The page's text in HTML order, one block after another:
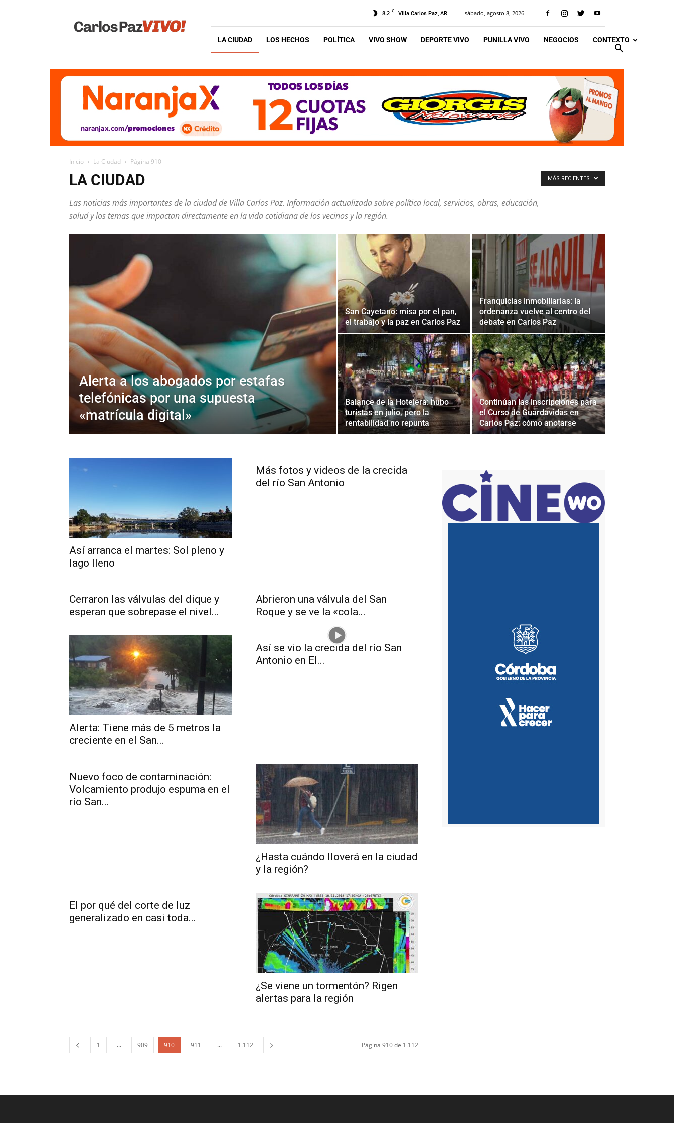
Vivo
8.2 C Villa Carlos Paz, AR sábado, agosto 8, 2026
LA CIUDAD LOS HECHOS POLÍTICA VIVO SHOW DEPORTE VIVO PUNILLA VIVO NEGOCIOS CONTEXTO
Inicio La Ciudad Página 910
LA CIUDAD
Las noticias más importantes de la ciudad de Villa Carlos Paz. Información actualizada sobre política local, servicios, obras, educación,
salud y los temas que impactan directamente en la vida cotidiana de los vecinos y la región.
MÁS RECIENTES
Alerta a los abogados por estafas
telefónicas por una supuesta
«matrícula digital»
San Cayetano: misa por el pan,
el trabajo y la paz en Carlos Paz
Franquicias inmobiliarias: la
ordenanza vuelve al centro del
debate en Carlos Paz
Balance de la Hotelera: hubo
turistas en julio, pero la
rentabilidad no repunta
Continúan las inscripciones para
el Curso de Guardavidas en
Carlos Paz: cómo anotarse
Así arranca el martes: Sol pleno y
lago lleno
Más fotos y videos de la crecida
del río San Antonio
Cerraron las válvulas del dique y
esperan que sobrepase el nivel...
Abrieron una válvula del San
Roque y se ve la «cola...
Alerta: Tiene más de 5 metros la
creciente en el San...
Así se vio la crecida del río San
Antonio en El...
Nuevo foco de contaminación:
Volcamiento produjo espuma en el
río San...
¿Hasta cuándo lloverá en la ciudad
y la región?
El por qué del corte de luz
generalizado en casi toda...
¿Se viene un tormentón? Rigen
alertas para la región
1 ... 909 910 911 ... 1.112 Página 910 de 1.112